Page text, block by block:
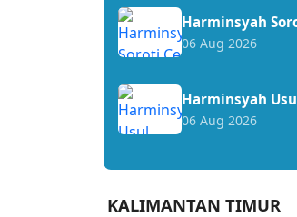
Harminsyah
06 Aug 2026
Harminsyah
06 Aug 2026
KALIMANTAN TIMUR